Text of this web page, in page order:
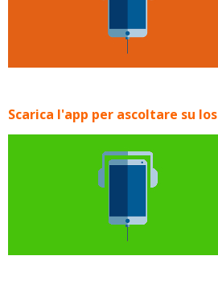
Scarica l'app per ascoltare su Ios